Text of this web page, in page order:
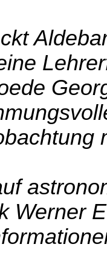
Werner